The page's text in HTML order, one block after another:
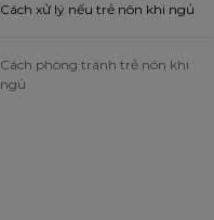
Cách xử lý nếu trẻ nôn khi ngủ
Cách phòng tránh trẻ nôn khi
ngủ